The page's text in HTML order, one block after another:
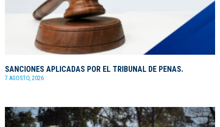
SANCIONES APLICADAS POR EL TRIBUNAL DE PENAS.
7 AGOSTO, 2026